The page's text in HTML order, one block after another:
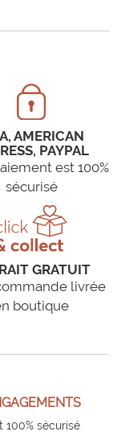
AMERICAN
PAYPAL
est 100%
sécurisé
GRATUIT
livrée
boutique
100% sécurisé